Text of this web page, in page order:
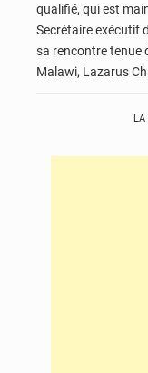
qualifié, qui est
Secrétaire exécutif
sa rencontre tenue
Malawi, Lazarus